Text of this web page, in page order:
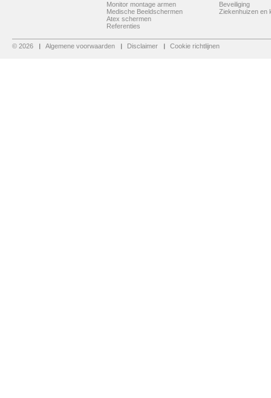
Monitor montage armen
Medische Beeldschermen
Atex schermen
Referenties
Beveiliging
Ziekenhuizen en
© 2026 Algemene voorwaarden Disclaimer Cookie richtlijnen